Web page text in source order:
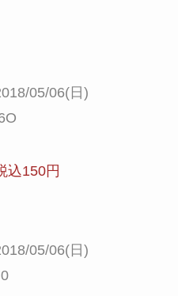
05/06(日)
込150円
05/06(日)